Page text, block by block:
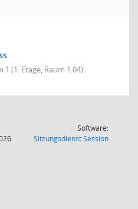
1 (1. Etage, Raum 1.04)
Software:
SitzungsdienstSession(Wird in